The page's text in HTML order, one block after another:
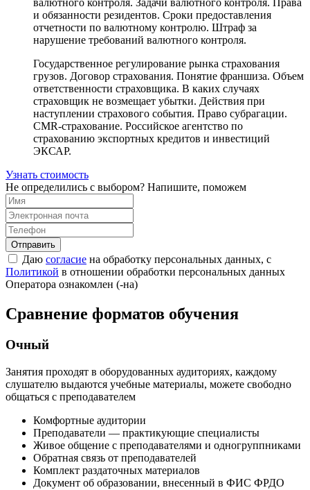
валютного контроля. Задачи валютного контроля. Права
и обязанности резидентов. Сроки предоставления
отчетности по валютному контролю. Штраф за
нарушение требований валютного контроля.
Государственное регулирование рынка страхования
грузов. Договор страхования. Понятие франшиза. Объем
ответственности страховщика. В каких случаях
страховщик не возмещает убытки. Действия при
наступлении страхового события. Право субрагации.
CMR-страхование. Российское агентство по
страхованию экспортных кредитов и инвестиций
ЭКСАР.
Узнать стоимость
Не определились с выбором? Напишите, поможем
Отправить
Даю согласие на обработку персональных данных, с
Политикой в отношении обработки персональных данных
Оператора ознакомлен (-на)
Сравнение форматов обучения
Очный
Занятия проходят в оборудованных аудиториях, каждому
слушателю выдаются учебные материалы, можете свободно
общаться с преподавателем
Комфортные аудитории
Преподаватели — практикующие специалисты
Живое общение с преподавателями и одногруппниками
Обратная связь от преподавателей
Комплект раздаточных материалов
Документ об образовании, внесенный в ФИС ФРДО